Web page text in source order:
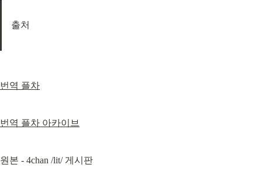
출처
번역 플차
번역 플차 아카이브
원본 - 4chan /lit/ 게시판